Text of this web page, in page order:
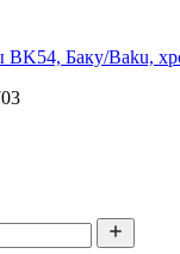
BK54, Баку/Baku,